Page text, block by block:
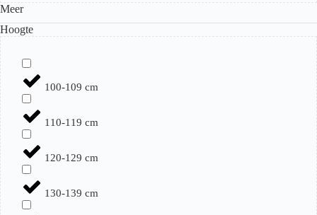
Meer
Hoogte
100-109 cm
110-119 cm
120-129 cm
130-139 cm